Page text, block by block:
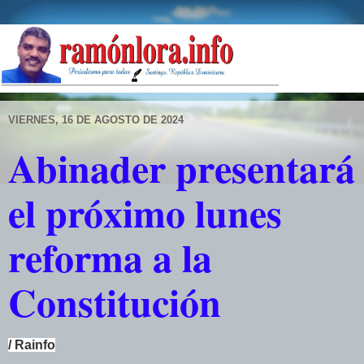
VIERNES, 16 DE AGOSTO DE 2024
Abinader presentará
el próximo lunes
reforma a la
Constitución
/ Rainfo